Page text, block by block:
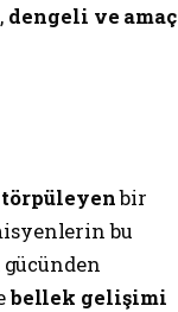
dengeli ve amaç
törpüleyenbir
bu
bellek gelişimi